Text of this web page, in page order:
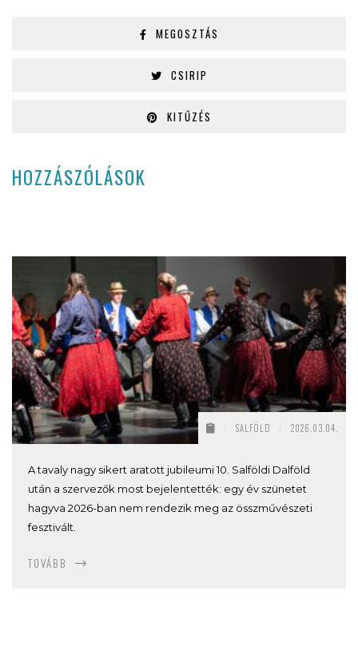
MEGOSZTÁS
CSIRIP
KITŰZÉS
HOZZÁSZÓLÁSOK
SALFÖLD 2026.03.04.
A tavaly nagy sikert aratott jubileumi 10. Salföldi Dalföld
után a szervezők most bejelentették: egy év szünetet
hagyva 2026-ban nem rendezik meg az összművészeti
fesztivált.
TOVÁBB